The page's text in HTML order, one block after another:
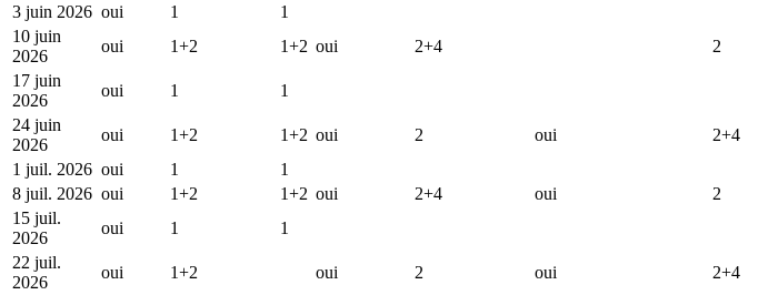
3 juin 2026 oui 1 1
10 juin
2026
oui 1+2 1+2 oui 2+4 2
17 juin
2026
oui 1
1
24 juin
2026
oui 1+2 1+2 oui 2 oui 2+4
1 juil. 2026 oui 1
1
8 juil. 2026 oui 1+2 1+2 oui 2+4 oui
2
15 juil.
2026
oui 1
1
22 juil.
2026
oui 1+2 oui 2 oui 2+4